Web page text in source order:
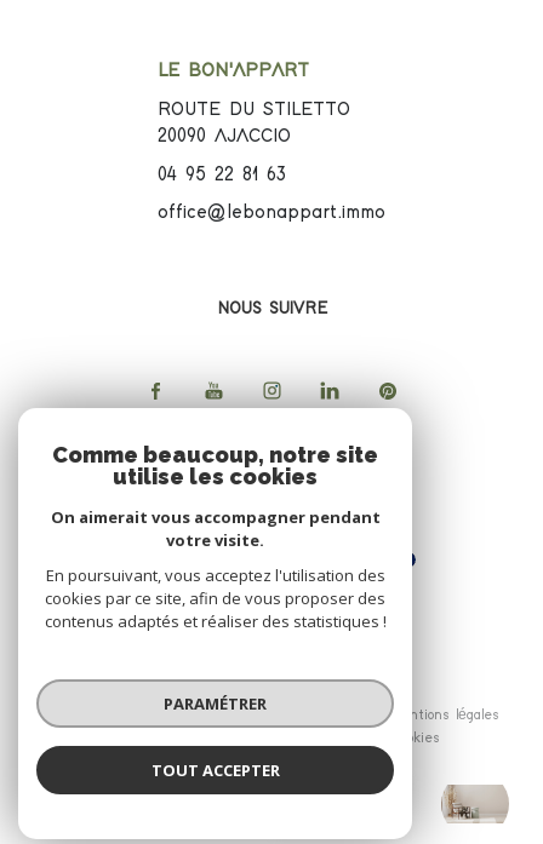
Le Bon'Appart
LE BON'APPART
ROUTE DU STILETTO
20090 AJACCIO
04 95 22 81 63
office@lebonappart.immo
NOUS SUIVRE
ADHERENTS
© 2026 | Tous droits réservés
Mentions légales
Cookies
Réalisé par :
Comme beaucoup, notre site
utilise les cookies
On aimerait vous accompagner pendant
votre visite.
En poursuivant, vous acceptez l'utilisation des
cookies par ce site, afin de vous proposer des
contenus adaptés et réaliser des statistiques !
PARAMÉTRER
TOUT ACCEPTER